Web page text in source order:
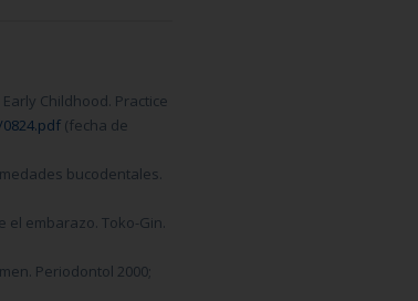
Childhood. Practice
(fecha de
bucodentales.
el embarazo. Toko-Gin.
Periodontol 2000;